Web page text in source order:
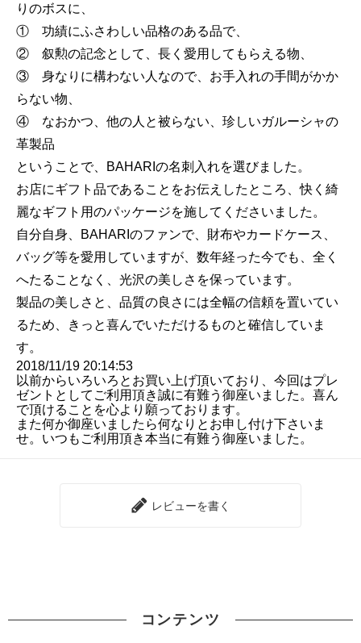
りのボスに、
① 功績にふさわしい品格のある品で、
② 叙勲の記念として、長く愛用してもらえる物、
③ 身なりに構わない人なので、お手入れの手間がかか
らない物、
④ なおかつ、他の人と被らない、珍しいガルーシャの
革製品
ということで、BAHARIの名刺入れを選びました。
お店にギフト品であることをお伝えしたところ、快く綺
麗なギフト用のパッケージを施してくださいました。
自分自身、BAHARIのファンで、財布やカードケース、
バッグ等を愛用していますが、数年経った今でも、全く
へたることなく、光沢の美しさを保っています。
製品の美しさと、品質の良さには全幅の信頼を置いてい
るため、きっと喜んでいただけるものと確信していま
す。
2018/11/19 20:14:53
以前からいろいろとお買い上げ頂いており、今回はプレ
ゼントとしてご利用頂き誠に有難う御座いました。喜ん
で頂けることを心より願っております。
また何か御座いましたら何なりとお申し付け下さいま
せ。いつもご利用頂き本当に有難う御座いました。
レビューを書く